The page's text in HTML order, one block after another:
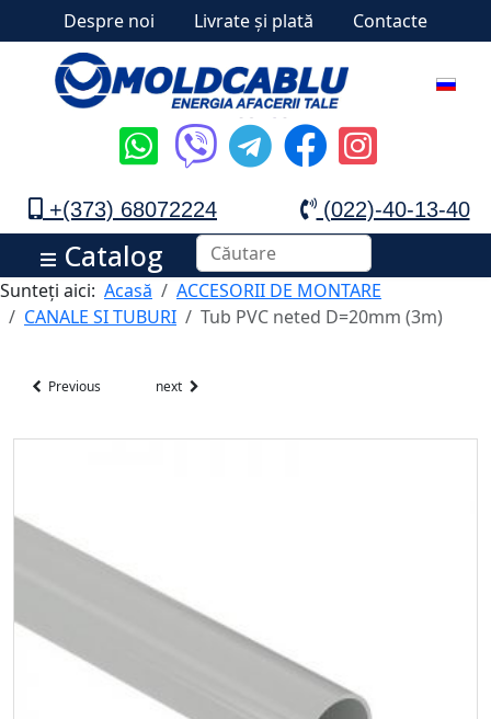
Despre noi Livrate și plată Contacte
+(373) 68072224 (022)-40-13-40
Catalog
Sunteți aici: Acasă
ACCESORII DE MONTARE
CANALE SI TUBURI
Tub PVC neted D=20mm (3m)
Previous next